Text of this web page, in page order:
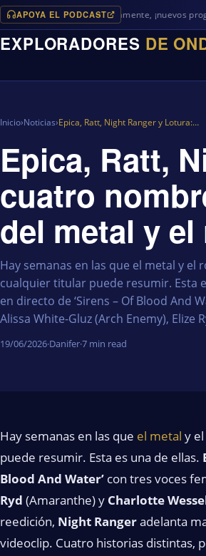
APOYA EL PODCAST
Próximamente, ¡nuevos programas en
EXPLORADORES DE
Inicio›Noticias›Epica, Ratt, Night Ranger y Lotura:…
Epica, Ratt,
cuatro
del metal y
Hay semanas en las que el metal y
cualquier titular puede resumir. Esta
en directo de ‘Sirens – Of Blood And
Alissa White-Gluz (Arch Enemy),
19/06/2026·Danifer·7 min read
Hay semanas en las que el metal y
puede resumir. Esta es una de ellas.
Blood And Water’ con tres voces
Ryd (Amaranthe) y Charlotte
reedición, Night Rangeradelanta
videoclip. Cuatro historias distintas,